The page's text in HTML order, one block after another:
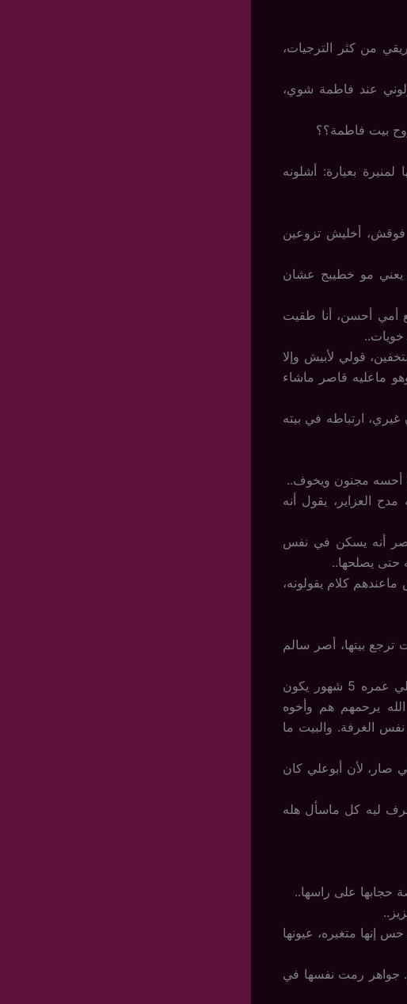
من كثر الترجيات،
عند فاطمة شوي،
بيت فاطمة؟؟
بعيارة: أشلونه
فوقش، أخليش تزوعين
يعني مو خطيبج عشان
أمي أحسن، أنا طقيت
قولي لأبيش وإلا
ماعليه قاصر ماشاء
ارتباطه في بيته
أحسه مجنون ويخوف..
العزاير، يقول أنه
أنه يسكن في نفس
حتى يصلحها..
كلام يقولونه،
بيتها، أصر سالم
في الليل كانت أم سالم مشغلة الدفاية عشان إذا قامت تبدل لولدها اللي عمره 5 شهور يكون
يرحمهم هم وأخوه
وأبوهم في نفس الغرفة. والبيت ما
صار، لأن أبوعلي كان
عمره 15 سنة، كان يبي يعرف ليه كل ماسأل هله
حجابها على راسها..
إنها متغيره، عيونها
جواهر رمت نفسها في